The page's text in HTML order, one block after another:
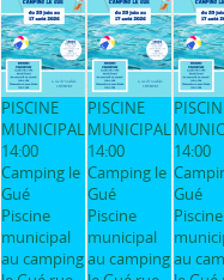
PISCINE
MUNICIPAL
14:00
Camping le
Gué
Piscine
municipal
au camping
PISCINE
MUNICIPAL
14:00
Camping le
Gué
Piscine
municipal
au camping
14:00
Gué
Piscine
au